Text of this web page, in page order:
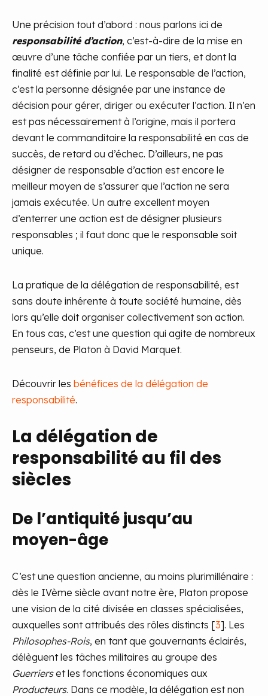
Une précision tout d’abord : nous parlons ici de
responsabilité d’action, c’est-à-dire de la mise en
œuvre d’une tâche confiée par un tiers, et dont la
finalité est définie par lui. Le responsable de l’action,
c’est la personne désignée par une instance de
décision pour gérer, diriger ou exécuter l’action. Il n’en
est pas nécessairement à l’origine, mais il portera
devant le commanditaire la responsabilité en cas de
succès, de retard ou d’échec. D’ailleurs, ne pas
désigner de responsable d’action est encore le
meilleur moyen de s’assurer que l’action ne sera
jamais exécutée. Un autre excellent moyen
d’enterrer une action est de désigner plusieurs
responsables ; il faut donc que le responsable soit
unique.
La pratique de la délégation de responsabilité, est
sans doute inhérente à toute société humaine, dès
lors qu’elle doit organiser collectivement son action.
En tous cas, c’est une question qui agite de nombreux
penseurs, de Platon à David Marquet.
Découvrir les bénéfices de la délégation de
responsabilité.
La délégation de
responsabilité au fil des
siècles
De l’antiquité jusqu’au
moyen-âge
C’est une question ancienne, au moins plurimillénaire :
dès le IVème siècle avant notre ère, Platon propose
une vision de la cité divisée en classes spécialisées,
auxquelles sont attribués des rôles distincts [3]. Les
Philosophes-Rois, en tant que gouvernants éclairés,
délèguent les tâches militaires au groupe des
Guerrierset les fonctions économiques aux
Producteurs. Dans ce modèle, la délégation est non